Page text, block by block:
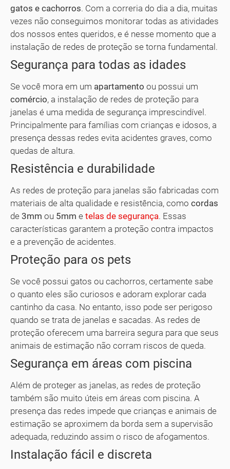
gatos e cachorros. Com a correria do dia a dia, muitas
vezes não conseguimos monitorar todas as atividades
dos nossos entes queridos, e é nesse momento que a
instalação de redes de proteção se torna fundamental.
Segurança para todas as idades
Se você mora em um apartamento ou possui um
comércio, a instalação de redes de proteção para
janelas é uma medida de segurança imprescindível.
Principalmente para famílias com crianças e idosos, a
presença dessas redes evita acidentes graves, como
quedas de altura.
Resistência e durabilidade
As redes de proteção para janelas são fabricadas com
materiais de alta qualidade e resistência, como cordas
de 3mm ou 5mm e telas de segurança. Essas
características garantem a proteção contra impactos
e a prevenção de acidentes.
Proteção para os pets
Se você possui gatos ou cachorros, certamente sabe
o quanto eles são curiosos e adoram explorar cada
cantinho da casa. No entanto, isso pode ser perigoso
quando se trata de janelas e sacadas. As redes de
proteção oferecem uma barreira segura para que seus
animais de estimação não corram riscos de queda.
Segurança em áreas com piscina
Além de proteger as janelas, as redes de proteção
também são muito úteis em áreas com piscina. A
presença das redes impede que crianças e animais de
estimação se aproximem da borda sem a supervisão
adequada, reduzindo assim o risco de afogamentos.
Instalação fácil e discreta